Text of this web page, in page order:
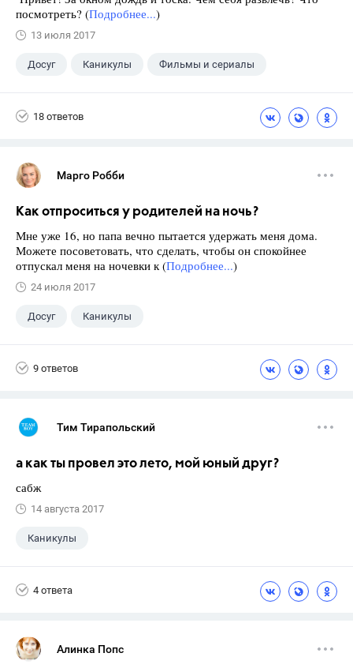
посмотреть? (Подробнее...)
13 июля 2017
Досуг Каникулы Фильмы и сериалы
18 ответов
Марго Робби
Как отпроситься у родителей на ночь?
Мне уже 16, но папа вечно пытается удержать меня дома.
Можете посоветовать, что сделать, чтобы он спокойнее
отпускал меня на ночевки к (Подробнее...)
24 июля 2017
Досуг Каникулы
9 ответов
Тим Тирапольский
а как ты провел это лето, мой юный друг?
сабж
14 августа 2017
Каникулы
4 ответа
Алинка Попс